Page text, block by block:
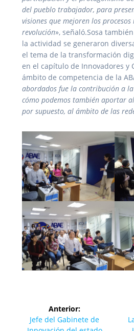
del pueblo trabajador, para
visiones que mejoren los
revolución», señaló.Sosa
la actividad se generaron
el tema de la transformación
en el capítulo de Innovadores y
ámbito de competencia de la
abordados fue la contribución a
cómo podemos también aportar
por supuesto, al ámbito de las
Navegación
de
Anterior:
Entrada
Jefe del Gabinete de